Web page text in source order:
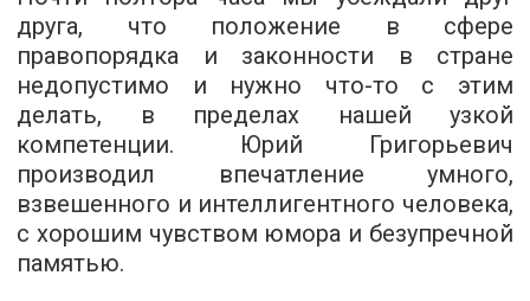
друга, что положение в сфере
правопорядка и законности в стране
недопустимо и нужно что-то с этим
делать, в пределах нашей узкой
компетенции. Юрий Григорьевич
производил впечатление умного,
взвешенного и интеллигентного человека,
с хорошим чувством юмора и безупречной
памятью.